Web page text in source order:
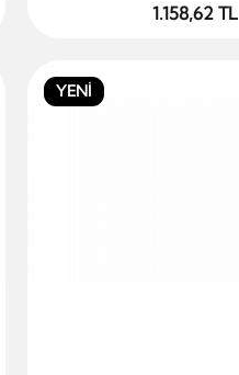
1.158,62 TL
YENİ